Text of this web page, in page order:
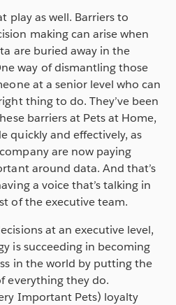
play as well. Barriers to
making can arise when
are buried away in the
way of dismantling those
at a senior level who can
thing to do. They’ve been
barriers at Pets at Home,
quickly and effectively, as
are now paying
around data. And that’s
a voice that’s talking in
of the executive team.
at an executive level,
is succeeding in becoming
in the world by putting the
everything they do.
Important Pets) loyalty